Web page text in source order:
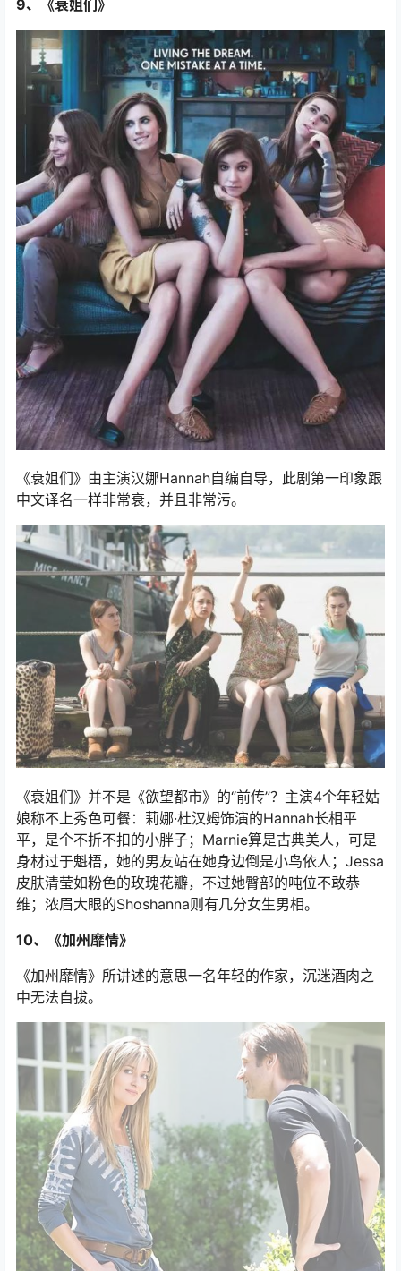
等主演的犯罪题材电视剧。
女主的身材也是相当火辣，这部剧也是非常适合男人们观
看的，看了一遍还想在看一遍！
故事的背景设定在宾夕法尼亚的女妖镇（Banshee），前
罪犯Lucas Hood冒名顶替了女妖镇警长的身份，取代他成
为了执法者。
9、《衰姐们》
《衰姐们》由主演汉娜Hannah自编自导，此剧第一印象跟
中文译名一样非常衰，并且非常污。
《衰姐们》并不是《欲望都市》的“前传”？主演4个年轻姑
娘称不上秀色可餐：莉娜·杜汉姆饰演的Hannah长相平
身材过于魁梧，她的男友站在她身边倒是小鸟依人；Jessa
皮肤清莹如粉色的玫瑰花瓣，不过她臀部的吨位不敢恭
维；浓眉大眼的Shoshanna则有几分女生男相。
10、《加州靡情》
《加州靡情》所讲述的意思一名年轻的作家，沉迷酒肉之
中无法自拔。